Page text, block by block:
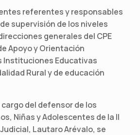
referentes y responsables
supervisión de los niveles
generales del CPE
Apoyo y Orientación
Instituciones Educativas
Rural y de educación
del defensor de los
Niñas y Adolescentes de la II
Lautaro Arévalo, se